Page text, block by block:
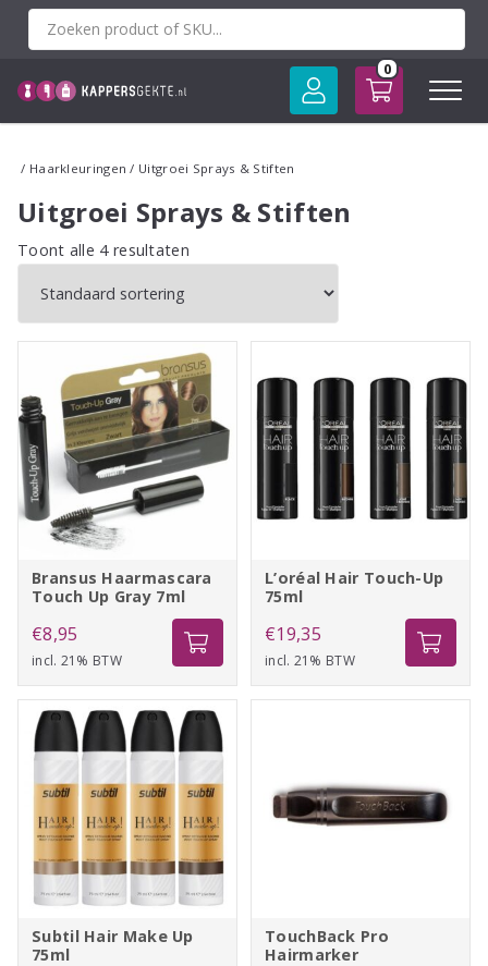
Spring
0
/ Haarkleuringen / Uitgroei Sprays & Stiften
Uitgroei Sprays & Stiften
Toont alle 4 resultaten
Bransus Haarmascara
Touch Up Gray 7ml
€8,95
incl. 21% BTW
L’oréal Hair Touch-Up
75ml
€19,35
incl. 21% BTW
Subtil Hair Make Up
75ml
TouchBack Pro
Hairmarker